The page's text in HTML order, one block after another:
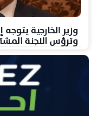
وزير الخارجية
وترؤس اللجنة